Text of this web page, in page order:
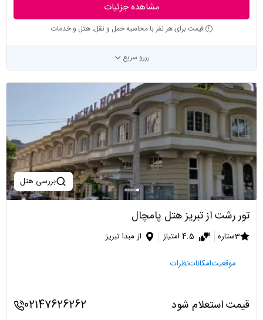
مشاهده جزئیات
قیمت برای هر نفر با محاسبه حمل و نقل، هتل و خدمات
رزرو سریع
بررسی هتل
تور رشت از تبریز هتل پامچال
3ستاره 4.5 امتیاز از مبدا تبریز
موقعیتامکاناتنظرات
قیمت استعلام شود 02147626262